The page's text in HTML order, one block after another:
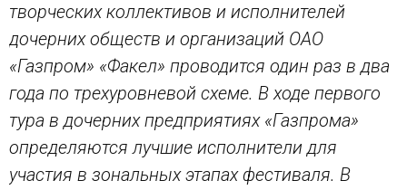
творческих коллективов и исполнителей
дочерних обществ и организаций ОАО
«Газпром» «Факел» проводится один раз в два
года по трехуровневой схеме. В ходе первого
тура в дочерних предприятиях «Газпрома»
определяются лучшие исполнители для
участия в зональных этапах фестиваля. В